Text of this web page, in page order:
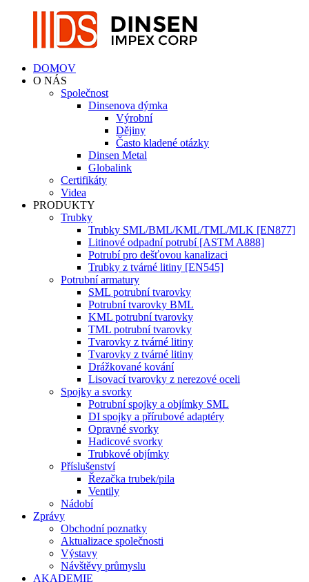
DOMOV
O NÁS
Společnost
Dinsenova dýmka
Výrobní
Dějiny
Často kladené otázky
Dinsen Metal
Globalink
Certifikáty
Videa
PRODUKTY
Trubky
Trubky SML/BML/KML/TML/MLK [EN877]
Litinové odpadní potrubí [ASTM A888]
Potrubí pro dešťovou kanalizaci
Trubky z tvárné litiny [EN545]
Potrubní armatury
SML potrubní tvarovky
Potrubní tvarovky BML
KML potrubní tvarovky
TML potrubní tvarovky
Tvarovky z tvárné litiny
Tvarovky z tvárné litiny
Drážkované kování
Lisovací tvarovky z nerezové oceli
Spojky a svorky
Potrubní spojky a objímky SML
DI spojky a přírubové adaptéry
Opravné svorky
Hadicové svorky
Trubkové objímky
Příslušenství
Řezačka trubek/pila
Ventily
Nádobí
Zprávy
Obchodní poznatky
Aktualizace společnosti
Výstavy
Návštěvy průmyslu
AKADEMIE